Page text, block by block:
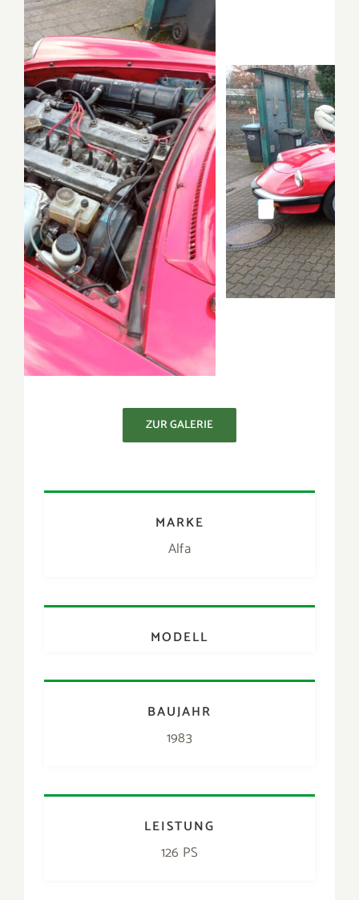
ZUR GALERIE
Alfa
1983
126 PS